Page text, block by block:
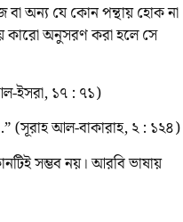
বা অন্য যে কোন পন্থায় হোক না
কারো অনুসরণ করা হলে সে
ইসরা, ১৭ : ৭১)
(সূরাহ আল-বাকারাহ, ২ : ১২৪)
সম্ভব নয়। আরবি ভাষায়